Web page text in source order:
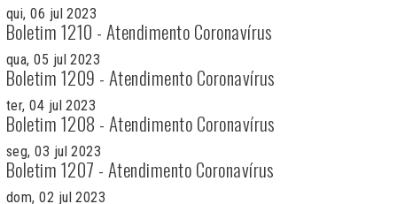
qui, 06 jul 2023
Boletim 1210 - Atendimento Coronavírus
qua, 05 jul 2023
Boletim 1209 - Atendimento Coronavírus
ter, 04 jul 2023
Boletim 1208 - Atendimento Coronavírus
seg, 03 jul 2023
Boletim 1207 - Atendimento Coronavírus
dom, 02 jul 2023